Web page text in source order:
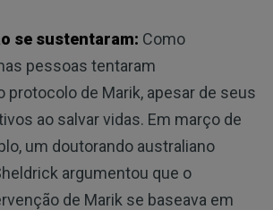
se sustentaram: Como
pessoas tentaram
protocolo de Marik, apesar de seus
ao salvar vidas. Em março de
um doutorando australiano
argumentou que o
de Marik se baseava em